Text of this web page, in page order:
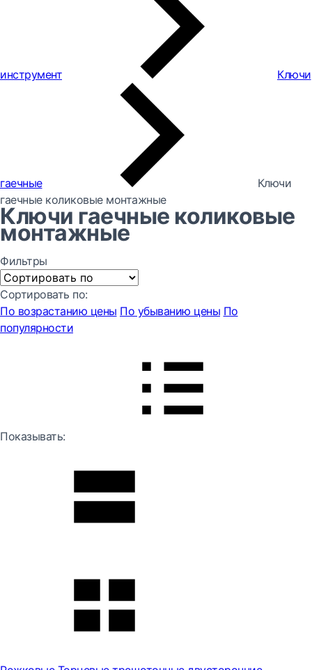
инструмент Ключи
гаечные
Ключи
гаечные коликовые монтажные
Ключи гаечные коликовые
монтажные
Фильтры
Сортировать по:
По возрастанию цены По убыванию цены По
популярности
Показывать: